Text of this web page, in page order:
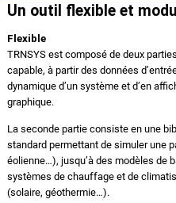
Un outil flexible et
Flexible
TRNSYS est composé de deux
capable, à partir des données
dynamique d’un système et d’en
graphique.
La seconde partie consiste en une
standard permettant de simuler une
éolienne…), jusqu’à des modèles de
systèmes de chauffage et de
(solaire, géothermie…).